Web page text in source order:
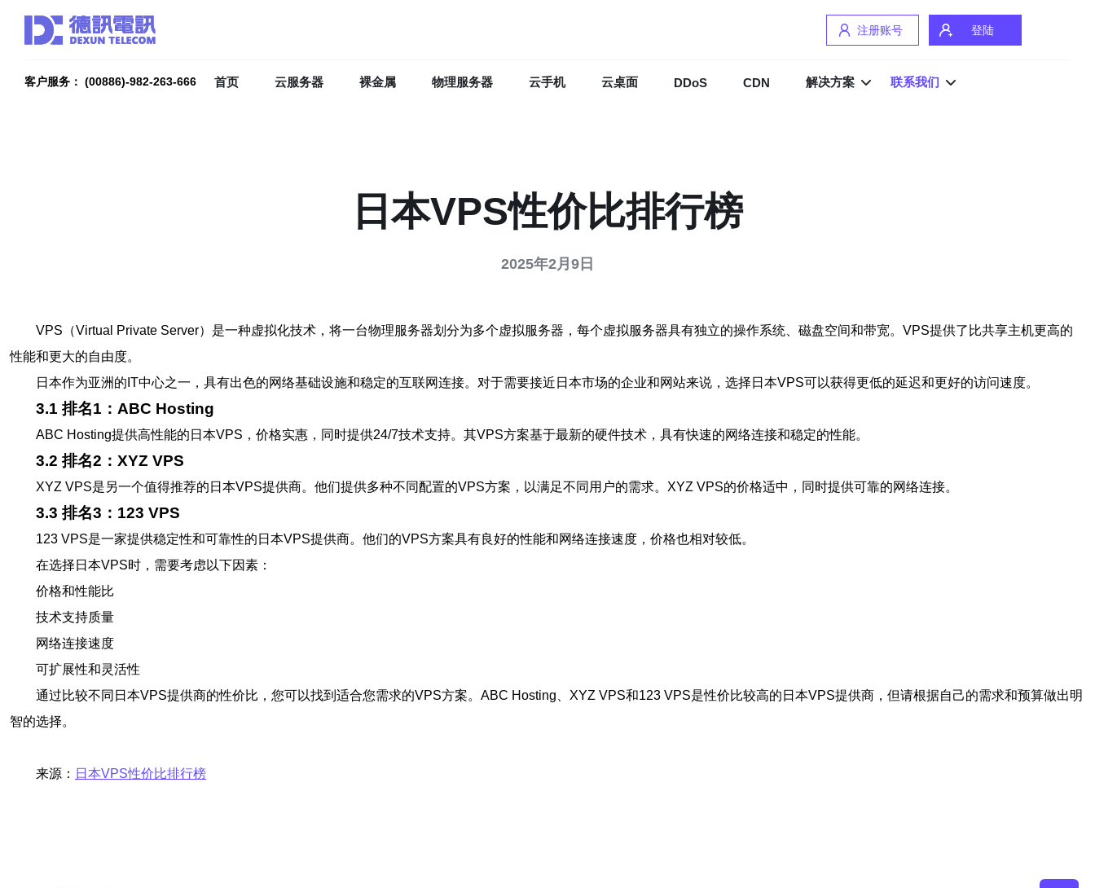
注册账号 登陆
客户服务： (00886)-982-263-666 首页 云服务器 裸金属 物理服务器 云手机 云桌面 DDoS CDN 解决方案 联系我们
日本VPS性价比排行榜
2025年2月9日
VPS（Virtual Private Server）是一种虚拟化技术，将一台物理服务器划分为多个虚拟服务器，每个虚拟服务器具有独立的操作系统、磁盘空间和带宽。VPS提供了比共享主机更高的
性能和更大的自由度。
日本作为亚洲的IT中心之一，具有出色的网络基础设施和稳定的互联网连接。对于需要接近日本市场的企业和网站来说，选择日本VPS可以获得更低的延迟和更好的访问速度。
3.1 排名1：ABC Hosting
ABC Hosting提供高性能的日本VPS，价格实惠，同时提供24/7技术支持。其VPS方案基于最新的硬件技术，具有快速的网络连接和稳定的性能。
3.2 排名2：XYZ VPS
XYZ VPS是另一个值得推荐的日本VPS提供商。他们提供多种不同配置的VPS方案，以满足不同用户的需求。XYZ VPS的价格适中，同时提供可靠的网络连接。
3.3 排名3：123 VPS
123 VPS是一家提供稳定性和可靠性的日本VPS提供商。他们的VPS方案具有良好的性能和网络连接速度，价格也相对较低。
在选择日本VPS时，需要考虑以下因素：
价格和性能比
技术支持质量
网络连接速度
可扩展性和灵活性
通过比较不同日本VPS提供商的性价比，您可以找到适合您需求的VPS方案。ABC Hosting、XYZ VPS和123 VPS是性价比较高的日本VPS提供商，但请根据自己的需求和预算做出明
智的选择。
来源： 日本VPS性价比排行榜